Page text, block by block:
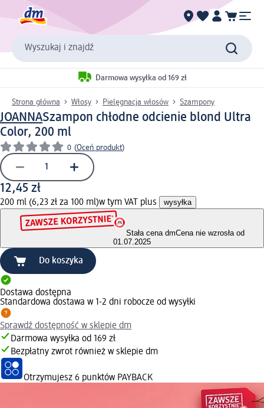
Wyszukaj i znajdź
Darmowa wysyłka od 169 zł
Strona główna Włosy Pielęgnacja włosów Szampony
JOANNASzampon chłodne odcienie blond Ultra
Color, 200 ml
0 (Oceń produkt)
12,45 zł
200 ml (6,23 zł za 100 ml)w tym VAT plus wysyłka
Stała cena dmCena nie wzrosła od
01.07.2025
Do koszyka
Dostawa dostępna
Standardowa dostawa w 1-2 dni robocze od wysyłki
Sprawdź dostępność w sklepie dm
Darmowa wysyłka od 169 zł
Bezpłatny zwrot również w sklepie dm
Otrzymujesz 6 punktów PAYBACK